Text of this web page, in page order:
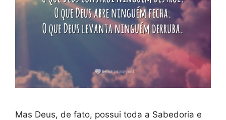
Mas Deus, de fato, possui toda a Sabedoria e